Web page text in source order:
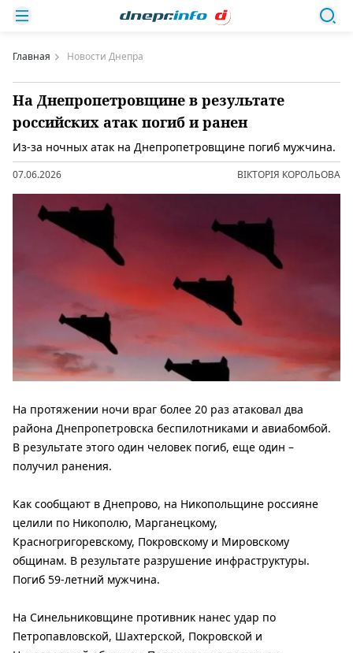
Главная Новости Днепра
На Днепропетровщине в результате
российских атак погиб и ранен
Из-за ночных атак на Днепропетровщине погиб мужчина.
07.06.2026 ВІКТОРІЯ КОРОЛЬОВА
На протяжении ночи враг более 20 раз атаковал два
района Днепропетровска беспилотниками и авиабомбой.
В результате этого один человек погиб, еще один –
получил ранения.
Как сообщают в Днепрово, на Никопольщине россияне
целили по Никополю, Марганецкому,
Красногригоревскому, Покровскому и Мировскому
общинам. В результате разрушение инфраструктуры.
Погиб 59-летний мужчина.
На Синельниковщине противник нанес удар по
Петропавловской, Шахтерской, Покровской и